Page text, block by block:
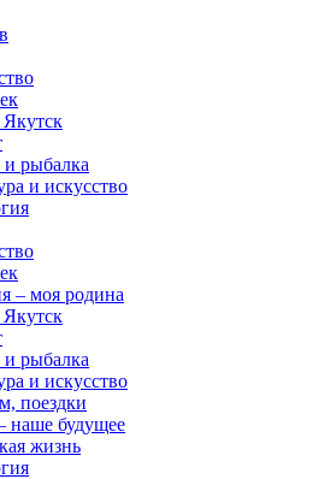
и рыбалка
и искусство
– моя родина
и рыбалка
и искусство
поездки
наше будущее
жизнь